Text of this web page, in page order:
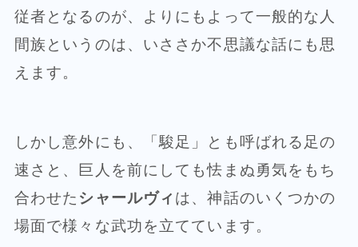
従者となるのが、よりにもよって一般的な人
間族というのは、いささか不思議な話にも思
えます。
しかし意外にも、「駿足」とも呼ばれる足の
速さと、巨人を前にしても怯まぬ勇気をもち
合わせた シャールヴィ は、神話のいくつかの
場面で様々な武功を立てています。